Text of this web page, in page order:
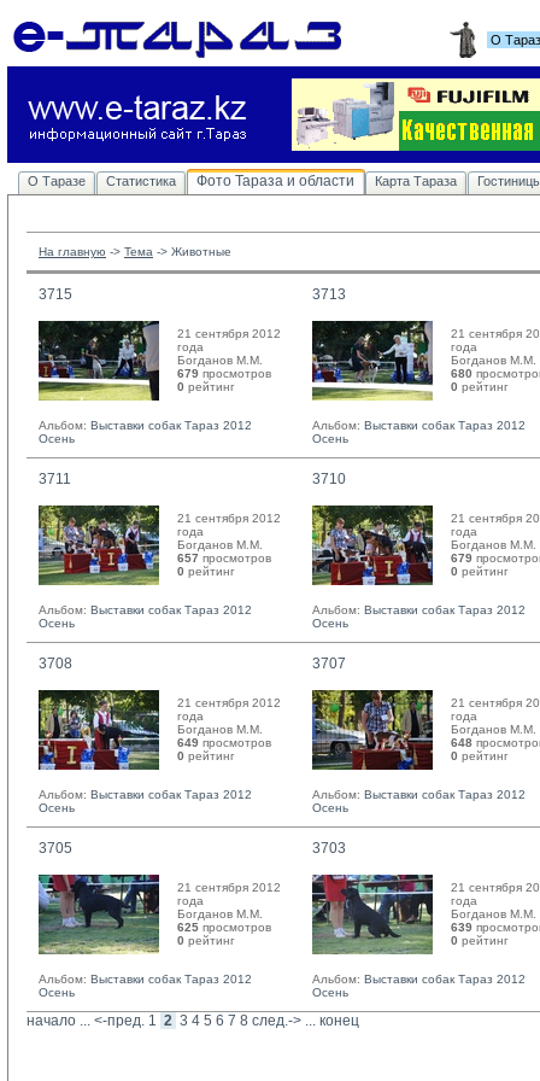
О
О Таразе Статистика Фото Тараза и области Карта Тараза
На главную -> Тема -> Животные
3715
21 сентября 2012
года
Богданов М.М.
679 просмотров
0 рейтинг
Альбом: Выставки собак Тараз 2012
Осень
3713
21 сентября
года
Богданов М.М.
680
0 рейтинг
Альбом: Выставки собак Тараз 2012
Осень
3711
21 сентября 2012
года
Богданов М.М.
657 просмотров
0 рейтинг
Альбом: Выставки собак Тараз 2012
Осень
3710
21 сентября
года
Богданов М.М.
679
0 рейтинг
Альбом: Выставки собак Тараз 2012
Осень
3708
21 сентября 2012
года
Богданов М.М.
649 просмотров
0 рейтинг
Альбом: Выставки собак Тараз 2012
Осень
3707
21 сентября
года
Богданов М.М.
648
0 рейтинг
Альбом: Выставки собак Тараз 2012
Осень
3705
21 сентября 2012
года
Богданов М.М.
625 просмотров
0 рейтинг
Альбом: Выставки собак Тараз 2012
Осень
3703
21 сентября
года
Богданов М.М.
639
0 рейтинг
Альбом: Выставки собак Тараз 2012
Осень
начало ... <-пред. 1 2 3 4 5 6 7 8 след.-> ... конец